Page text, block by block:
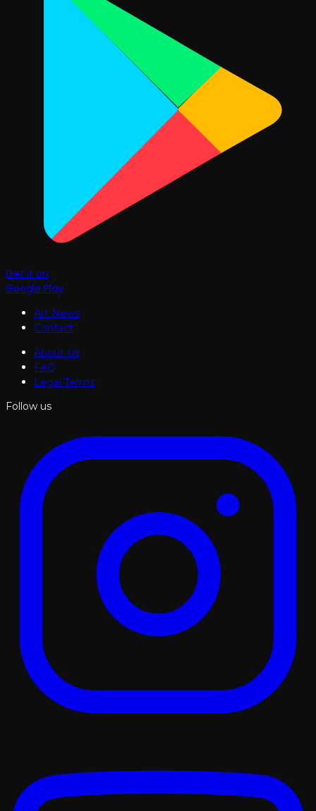
Get it on
Google Play
Art News
Contact
About Us
FAQ
Legal Terms
Follow us